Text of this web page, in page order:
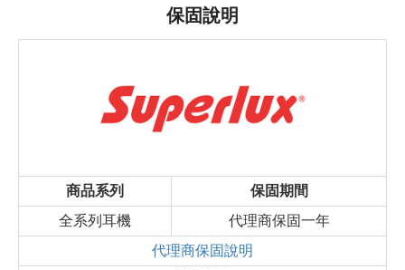
保固說明
商品系列
保固期間
全系列耳機
代理商保固一年
代理商保固說明